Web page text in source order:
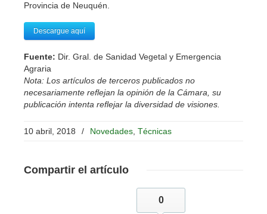
Provincia de Neuquén.
Descargue aquí
Fuente: Dir. Gral. de Sanidad Vegetal y Emergencia
Agraria
Nota: Los artículos de terceros publicados no
necesariamente reflejan la opinión de la Cámara, su
publicación intenta reflejar la diversidad de visiones.
10 abril, 2018 / Novedades Técnicas
Compartir el artículo
0